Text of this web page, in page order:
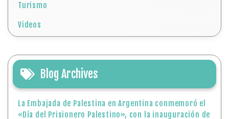
Turismo
Videos
Blog Archives
La Embajada de Palestina en Argentina conmemoró el
«Día del Prisionero Palestino», con la inauguración de